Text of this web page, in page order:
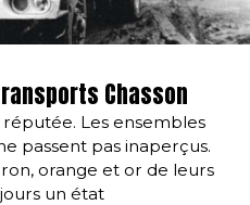
Chasson
Les ensembles
passent pas inaperçus.
orange et or de leurs
un état